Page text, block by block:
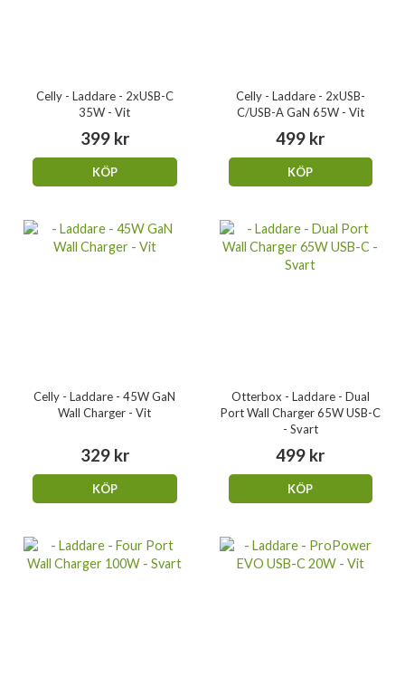
Celly - Laddare - 2xUSB-C
35W - Vit
399 kr
KÖP
Celly - Laddare - 2xUSB-
C/USB-A GaN 65W - Vit
499 kr
KÖP
Celly - Laddare - 45W GaN
Wall Charger - Vit
329 kr
KÖP
Otterbox - Laddare - Dual
Port Wall Charger 65W USB-C
- Svart
499 kr
KÖP